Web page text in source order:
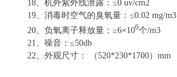
18 、机外紫外线泄露：≤0 uv/cm2
19 、消毒时空气的臭氧量：≤0.02 mg/m3
20 、负氧离子释放量：≥6×106个/m3
21
、噪音：≤50db
22 、外观尺寸： （520*230*1700）mm